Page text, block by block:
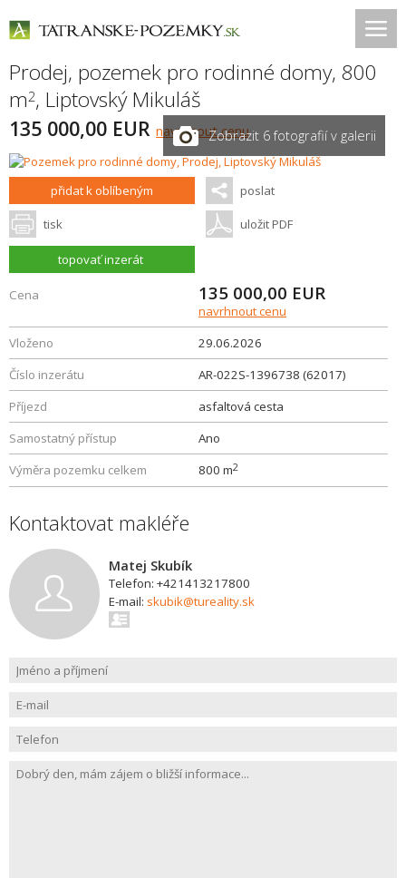
Prodej, pozemek pro rodinné domy, 800
m2, Liptovský Mikuláš
135 000,00 EUR navrhnout cenuZobrazit 6 fotografií v galerii
přidat k oblíbeným poslat
tisk uložit PDF
topovať inzerát
Cena 135 000,00 EUR
navrhnout cenu
Vloženo
29.06.2026
Číslo inzerátu
AR-022S-1396738 (62017)
Příjezd
asfaltová cesta
Samostatný přístup
Ano
Výměra pozemku celkem
800 m2
Kontaktovat makléře
Matej Skubík
Telefon: +421413217800
E-mail: skubik@tureality.sk